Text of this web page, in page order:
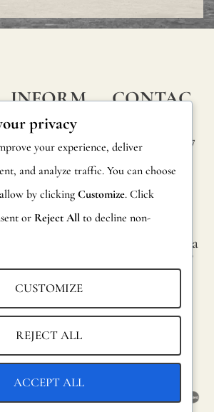
INFORM
ACIÓN
Preguntas
frecuentes
Información
sobre
Devoluciones
Catalogo para
distribuidores
Sostenibilidad
CONTAC
Calle Alheli, 7
29730 Rincón
de la Victoria
España
hola@jamesma
lonefabrics.co
m
Malone
2021
privacy
your experience, deliver
and analyze traffic. You can choose
by clicking Customize. Click
or Reject All to decline non-
CUSTOMIZE
REJECT ALL
ACCEPT ALL